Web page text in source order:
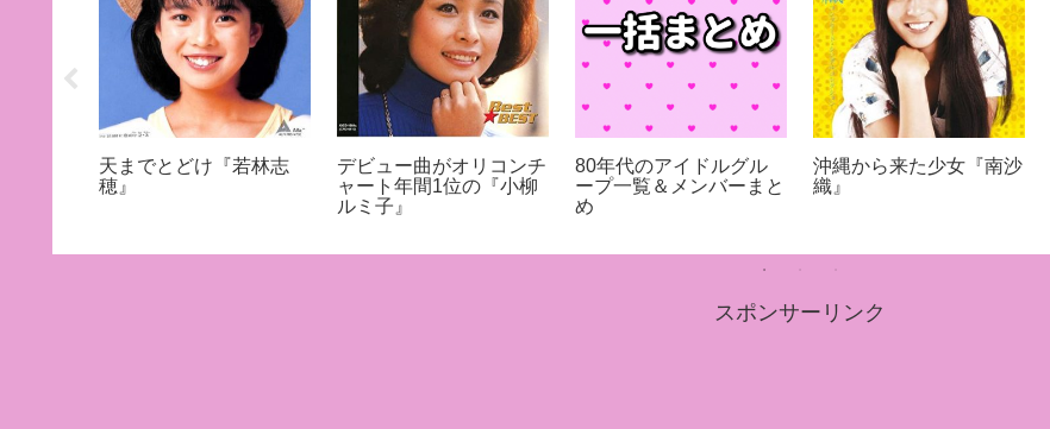
天までとどけ『若林志
穂』
デビュー曲がオリコンチ
ャート年間1位の『小柳
ルミ子』
80年代のアイドルグル
ープ一覧＆メンバーまと
め
沖縄から来た少女『南沙
織』
スポンサーリンク